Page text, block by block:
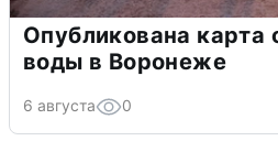
Опубликована карта
воды в Воронеже
6 августа 0